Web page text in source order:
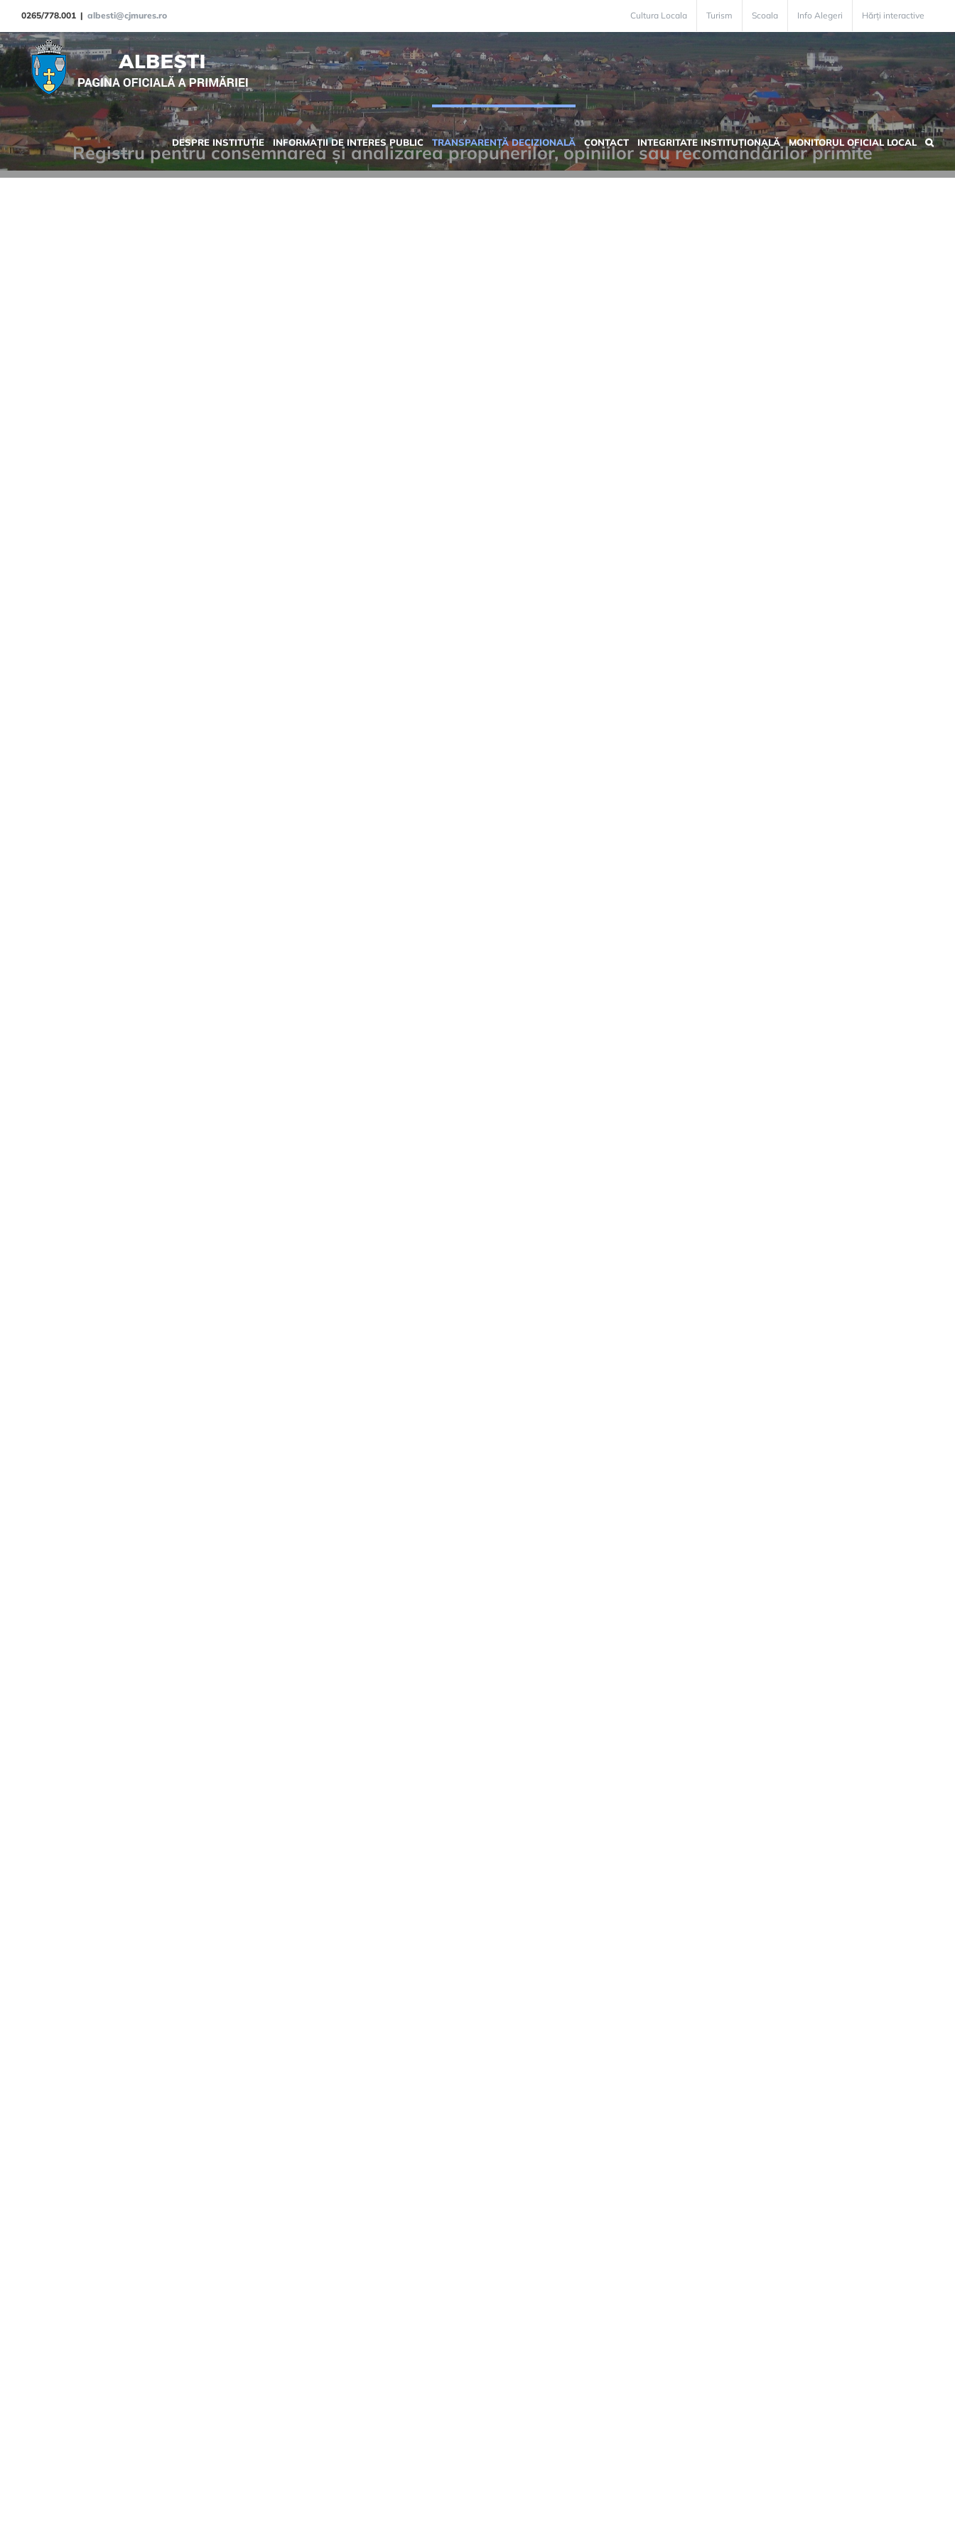
Skip
to
content
0265/778.001 | albesti@cjmures.ro Cultura Locala Turism Scoala Info Alegeri Hărți interactive
DESPRE INSTITUȚIE INFORMAȚII DE INTERES PUBLIC TRANSPARENȚĂ DECIZIONALĂ CONTACT INTEGRITATE INSTITUȚIONALĂ MONITORUL OFICIAL LOCAL
Registru pentru consemnarea și analizarea propunerilor, opiniilor sau recomandărilor primite